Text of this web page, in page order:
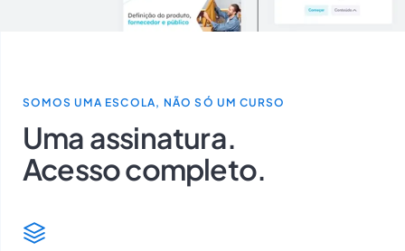
SOMOS UMA ESCOLA, NÃO SÓ UM CURSO
Uma assinatura.
Acesso completo.